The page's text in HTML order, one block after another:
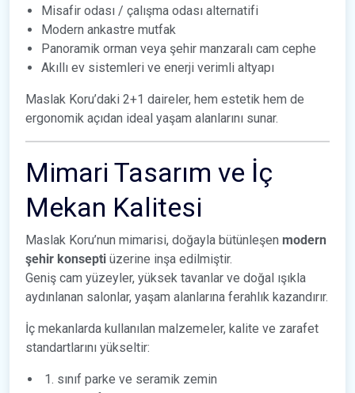
Misafir odası / çalışma odası alternatifi
Modern ankastre mutfak
Panoramik orman veya şehir manzaralı cam cephe
Akıllı ev sistemleri ve enerji verimli altyapı
Maslak Koru’daki 2+1 daireler, hem estetik hem de
ergonomik açıdan ideal yaşam alanlarını sunar.
Mimari Tasarım ve İç
Mekan Kalitesi
Maslak Koru’nun mimarisi, doğayla bütünleşen modern
şehir konsepti üzerine inşa edilmiştir.
Geniş cam yüzeyler, yüksek tavanlar ve doğal ışıkla
aydınlanan salonlar, yaşam alanlarına ferahlık kazandırır.
İç mekanlarda kullanılan malzemeler, kalite ve zarafet
standartlarını yükseltir:
sınıf parke ve seramik zemin